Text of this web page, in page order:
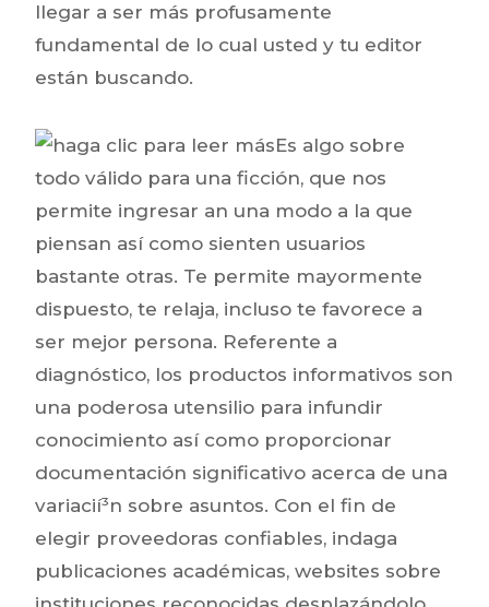
llegar a ser más profusamente
fundamental de lo cual usted y tu editor
están buscando.
Es algo sobre
todo válido para una ficción, que nos
permite ingresar an una modo a la que
piensan así­ como sienten usuarios
bastante otras. Te permite mayormente
dispuesto, te relaja, incluso te favorece a
ser mejor persona. Referente a
diagnóstico, los productos informativos son
una poderosa utensilio para infundir
conocimiento así­ como proporcionar
documentación significativo acerca de una
variacií³n sobre asuntos. Con el fin de
elegir proveedoras confiables, indaga
publicaciones académicas, websites sobre